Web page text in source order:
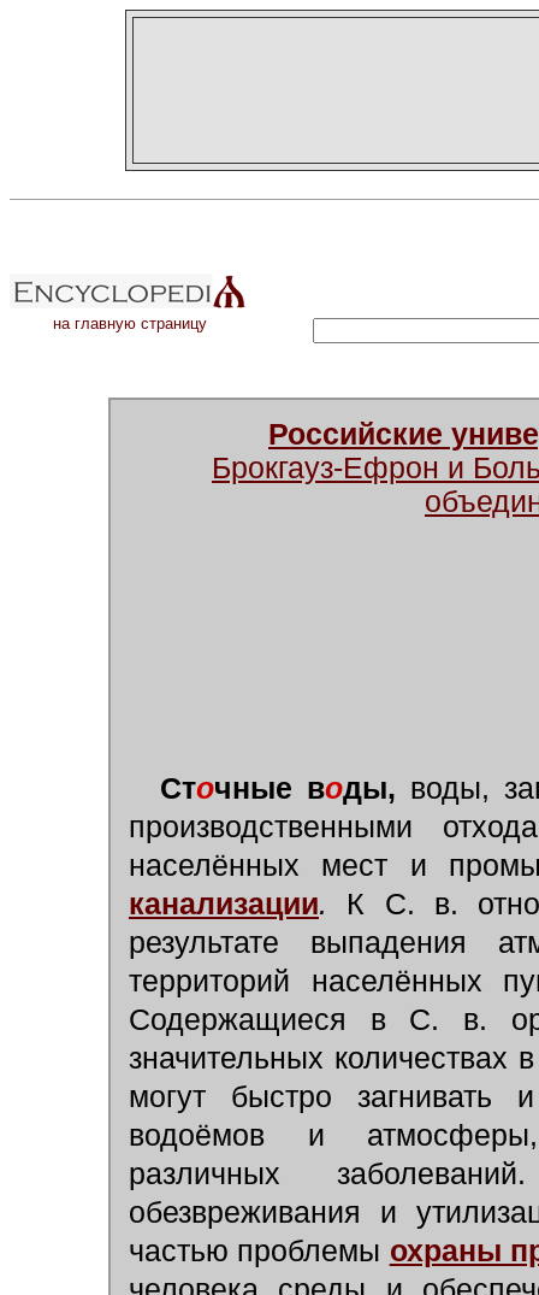
на главную страницу
Российские
Брокгауз-Ефрон и
Сточные воды, воды,
производственными
населённых мест и
канализации.
К С. в.
результате выпадения
территорий населённых
Содержащиеся в С. в.
значительных количествах
могут быстро загнивать
водоёмов и атмосферы,
различных
обезвреживания и
частью проблемы охраны